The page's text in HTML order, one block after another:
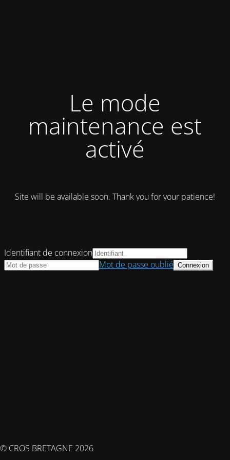
Le mode
maintenance est
activé
Site will be available soon. Thank you for your patience!
© CROS BRETAGNE 2026
Identifiant de connexion
Mot de passe oublié